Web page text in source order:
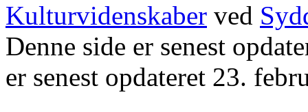
Kulturvidenskaber ved
Denne side er senest
er senest opdateret 23.